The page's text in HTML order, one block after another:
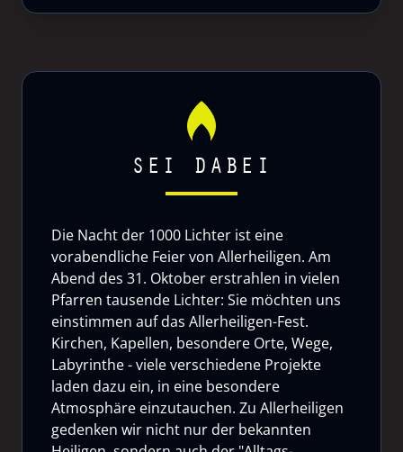
SEI DABEI
Die Nacht der 1000 Lichter ist eine
vorabendliche Feier von Allerheiligen. Am
Abend des 31. Oktober erstrahlen in vielen
Pfarren tausende Lichter: Sie möchten uns
einstimmen auf das Allerheiligen-Fest.
Kirchen, Kapellen, besondere Orte, Wege,
Labyrinthe - viele verschiedene Projekte
laden dazu ein, in eine besondere
Atmosphäre einzutauchen. Zu Allerheiligen
gedenken wir nicht nur der bekannten